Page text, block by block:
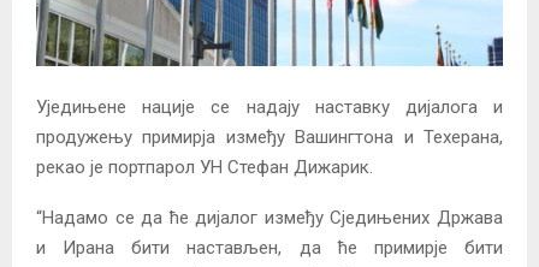
Уједињене нације се надају наставку дијалога и
продужењу примирја између Вашингтона и Техерана,
рекао је портпарол УН Стефан Дижарик.
“Надамо се да ће дијалог између Сједињених Држава
и Ирана бити настављен, да ће примирје бити